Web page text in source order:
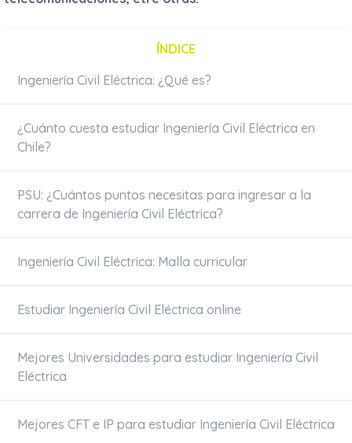
ÍNDICE
Ingeniería Civil Eléctrica: ¿Qué es?
¿Cuánto cuesta estudiar Ingeniería Civil Eléctrica en
Chile?
PSU: ¿Cuántos puntos necesitas para ingresar a la
carrera de Ingeniería Civil Eléctrica?
Ingeniería Civil Eléctrica: Malla curricular
Estudiar Ingeniería Civil Eléctrica online
Mejores Universidades para estudiar Ingeniería Civil
Eléctrica
Mejores CFT e IP para estudiar Ingeniería Civil Eléctrica